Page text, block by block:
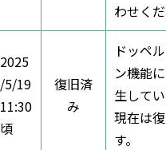
わせくだ
2025
/5/19
11:30
頃
復旧済
み
ドッペ
ン機能
生してい
現在は
す。